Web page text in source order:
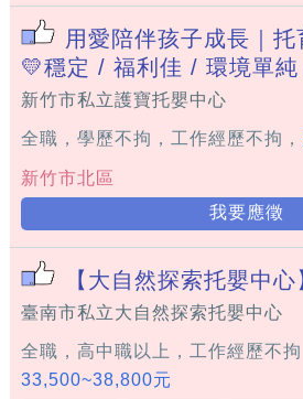
用愛陪伴孩子成長｜
💛穩定 / 福利佳 / 環境單
新竹市私立護寶托嬰中心
全職，學歷不拘，工作經歷不拘，
新竹市北區
我要應徵
【大自然探索托嬰中
臺南市私立大自然探索托嬰中心
全職，高中職以上，工作經歷不拘
33,500~38,800元